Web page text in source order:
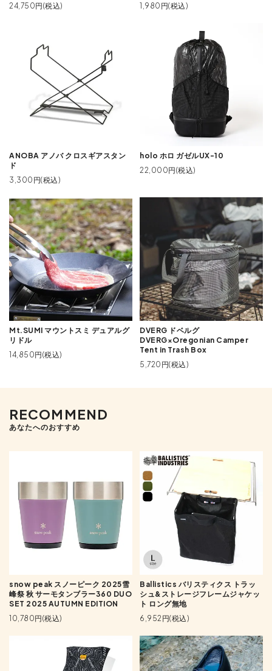
24,750円(税込)
1,980円(税込)
ANOBA アノバ クロスギアスタン
ド
3,300円(税込)
holo ホロ ガゼルUX-10
22,000円(税込)
Mt.SUMI マウントスミ デュアルグ
リドル
14,850円(税込)
DVERG ドベルグ
DVERG×Oregonian Camper
Tent in Trash Box
5,720円(税込)
RECOMMEND
あなたへのおすすめ
snow peak スノーピーク 2025雪
峰祭 秋 サーモタンブラー360 DUO
SET 2025 AUTUMN EDITION
10,780円(税込)
Ballistics バリスティクス トラッ
シュ&ストレージフレームジャケッ
ト ロング無地
6,952円(税込)